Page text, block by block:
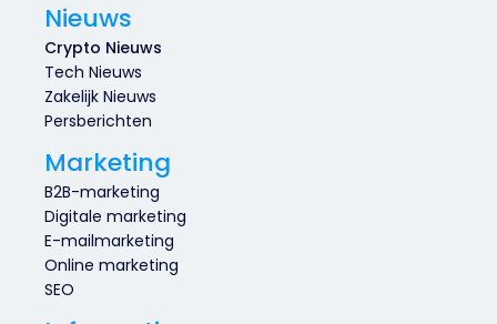
Nieuws
Crypto Nieuws
Tech Nieuws
Zakelijk Nieuws
Persberichten
Marketing
B2B-marketing
Digitale marketing
E-mailmarketing
Online marketing
SEO